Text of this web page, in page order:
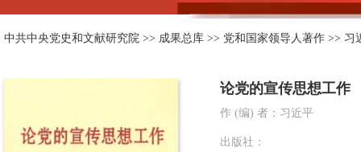
中共中央党史和文献研究院 >> 成果总库 >> 党和国家领导人著作 >> 习
论党的宣传思想工作
作 (编) 者： 习近平
出版社：